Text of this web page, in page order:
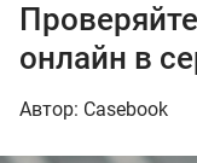
онлайн в
Автор: Casebook